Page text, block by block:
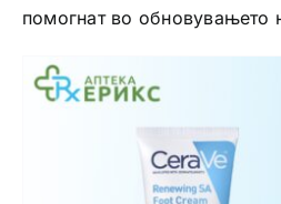
помогнат во обновувањето